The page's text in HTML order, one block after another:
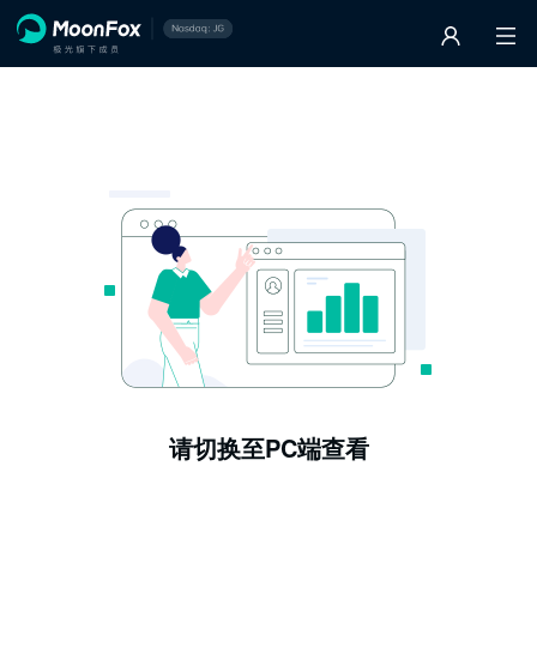
请切换至PC端查看